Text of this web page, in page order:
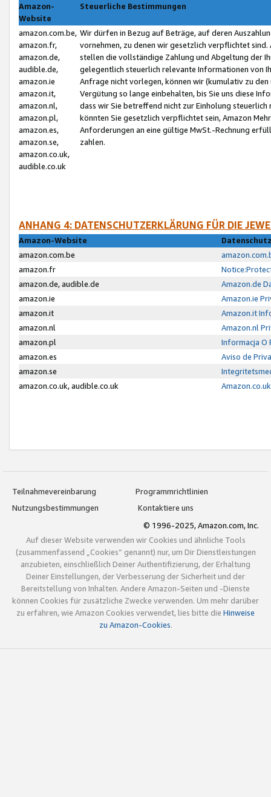
Amazon-
Website
Steuerliche Bestimmungen
amazon.com.be,
amazon.fr,
amazon.de,
audible.de,
amazon.ie
amazon.it,
amazon.nl,
amazon.pl,
amazon.es,
amazon.se,
amazon.co.uk,
audible.co.uk
Wir dürfen in Bezug auf Beträge, auf deren
vornehmen, zu denen wir gesetzlich verpflichtet
stellen die vollständige Zahlung und Abgeltung der
gelegentlich steuerlich relevante Informationen von
Anfrage nicht vorlegen, können wir (kumulativ zu
Vergütung so lange einbehalten, bis Sie uns diese
dass wir Sie betreffend nicht zur Einholung
könnten Sie gesetzlich verpflichtet sein, Amazon
Anforderungen an eine gültige MwSt.-Rechnung
zahlen.
ANHANG 4: DATENSCHUTZERKLÄRUNG FÜR DIE
Amazon-Website
amazon.com.be
amazon.fr
amazon.de, audible.de
Amazon.de
amazon.ie
Amazon.ie
amazon.it
Amazon.it
amazon.nl
Amazon.nl
amazon.pl
Informacja O
amazon.es
Aviso de
amazon.se
amazon.co.uk, audible.co.uk
Teilnahmevereinbarung
Programmrichtlinien
Nutzungsbestimmungen
Kontaktiere uns
© 1996-2025, Amazon.com, Inc.
Auf dieser Website verwenden wir Cookies und ähnliche Tools
(zusammenfassend „Cookies“ genannt) nur, um Dir Dienstleistungen
anzubieten, einschließlich Deiner Authentifizierung, der Erhaltung
Deiner Einstellungen, der Verbesserung der Sicherheit und der
Bereitstellung von Inhalten. Andere Amazon-Seiten und -Dienste
können Cookies für zusätzliche Zwecke verwenden. Um mehr darüber
zu erfahren, wie Amazon Cookies verwendet, lies bitte die Hinweise
zu Amazon-Cookies.